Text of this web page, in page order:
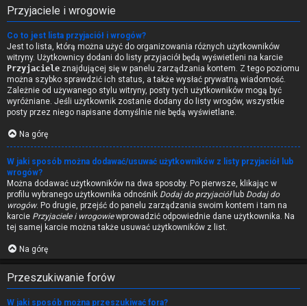
Przyjaciele i wrogowie
Co to jest lista przyjaciół i wrogów?
Jest to lista, którą można użyć do organizowania różnych użytkowników
witryny. Użytkownicy dodani do listy przyjaciół będą wyświetleni na karcie
Przyjaciele znajdującej się w panelu zarządzania kontem. Z tego poziomu
można szybko sprawdzić ich status, a także wysłać prywatną wiadomość.
Zależnie od używanego stylu witryny, posty tych użytkowników mogą być
wyróżniane. Jeśli użytkownik zostanie dodany do listy wrogów, wszystkie
posty przez niego napisane domyślnie nie będą wyświetlane.
Na górę
W jaki sposób można dodawać/usuwać użytkowników z listy przyjaciół lub
wrogów?
Można dodawać użytkowników na dwa sposoby. Po pierwsze, klikając w
profilu wybranego użytkownika odnośnik Dodaj do przyjaciółlub Dodaj do
wrogów. Po drugie, przejść do panelu zarządzania swoim kontem i tam na
karcie Przyjaciele i wrogowiewprowadzić odpowiednie dane użytkownika. Na
tej samej karcie można także usuwać użytkowników z list.
Na górę
Przeszukiwanie forów
W jaki sposób można przeszukiwać fora?